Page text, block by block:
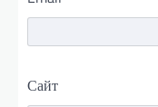
Сайт